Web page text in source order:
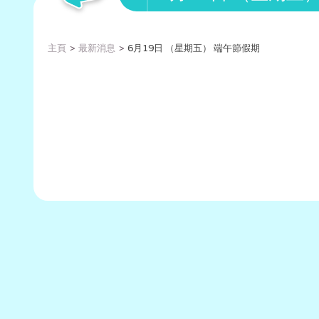
主頁 最新消息 6月19日 （星期五） 端午節假期